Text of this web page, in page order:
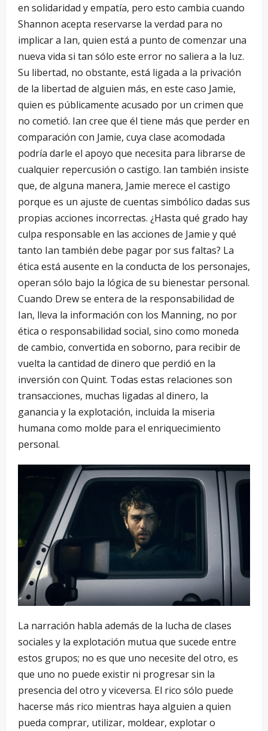
en solidaridad y empatía, pero esto cambia cuando
Shannon acepta reservarse la verdad para no
implicar a Ian, quien está a punto de comenzar una
nueva vida si tan sólo este error no saliera a la luz.
Su libertad, no obstante, está ligada a la privación
de la libertad de alguien más, en este caso Jamie,
quien es públicamente acusado por un crimen que
no cometió. Ian cree que él tiene más que perder en
comparación con Jamie, cuya clase acomodada
podría darle el apoyo que necesita para librarse de
cualquier repercusión o castigo. Ian también insiste
que, de alguna manera, Jamie merece el castigo
porque es un ajuste de cuentas simbólico dadas sus
propias acciones incorrectas. ¿Hasta qué grado hay
culpa responsable en las acciones de Jamie y qué
tanto Ian también debe pagar por sus faltas? La
ética está ausente en la conducta de los personajes,
operan sólo bajo la lógica de su bienestar personal.
Cuando Drew se entera de la responsabilidad de
Ian, lleva la información con los Manning, no por
ética o responsabilidad social, sino como moneda
de cambio, convertida en soborno, para recibir de
vuelta la cantidad de dinero que perdió en la
inversión con Quint. Todas estas relaciones son
transacciones, muchas ligadas al dinero, la
ganancia y la explotación, incluida la miseria
humana como molde para el enriquecimiento
personal.
La narración habla además de la lucha de clases
sociales y la explotación mutua que sucede entre
estos grupos; no es que uno necesite del otro, es
que uno no puede existir ni progresar sin la
presencia del otro y viceversa. El rico sólo puede
hacerse más rico mientras haya alguien a quien
pueda comprar, utilizar, moldear, explotar o